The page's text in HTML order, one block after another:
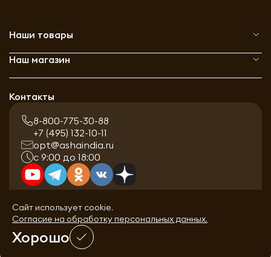
Наши товары
Наш магазин
Контакты
8-800-775-30-88
+7 (495) 132-10-11
opt@ashaindia.ru
с 9:00 до 18:00
Сайт использует cookie.
Согласие на обработку персональных данных.
Хорошо